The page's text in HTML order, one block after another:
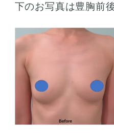
下のお写真は豊胸前